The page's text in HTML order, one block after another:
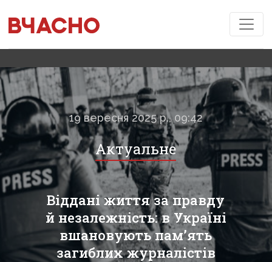
Віддані життя за правду
й незалежність: в Україні
вшановують пам’ять
загиблих журналістів
Актуальне
19 вересня 2025 р., 09:42